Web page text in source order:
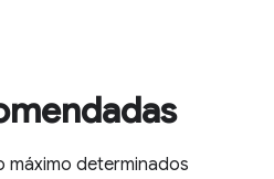
máximo determinados